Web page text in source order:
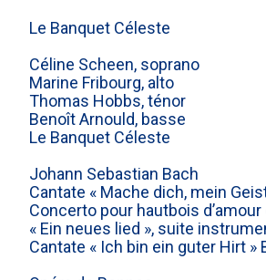
Le Banquet Céleste
Céline Scheen, soprano
Marine Fribourg, alto
Thomas Hobbs, ténor
Benoît Arnould, basse
Le Banquet Céleste
Johann Sebastian Bach
Cantate « Mache dich, mein
Concerto pour hautbois
« Ein neues lied », suite
Cantate « Ich bin ein guter Hirt »